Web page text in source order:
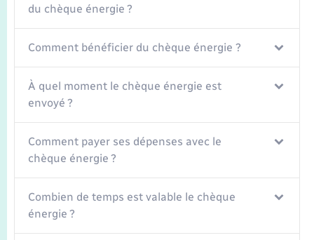
du chèque énergie ?
Comment bénéficier du chèque énergie ?
À quel moment le chèque énergie est
envoyé ?
Comment payer ses dépenses avec le
chèque énergie ?
Combien de temps est valable le chèque
énergie ?